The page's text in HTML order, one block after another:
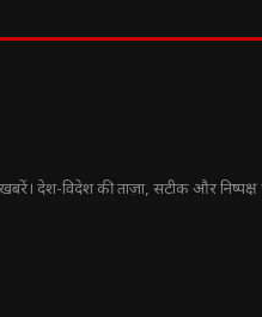
देश-विदेश की ताज़ा, सटीक और निष्पक्ष